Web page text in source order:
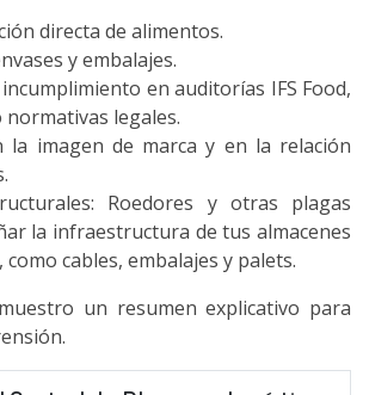
directa de alimentos.
y embalajes.
en auditorías IFS Food,
normativas legales.
la imagen de marca y en la relación
Roedores y otras plagas
la infraestructura de tus almacenes
como cables, embalajes y palets.
un resumen explicativo para